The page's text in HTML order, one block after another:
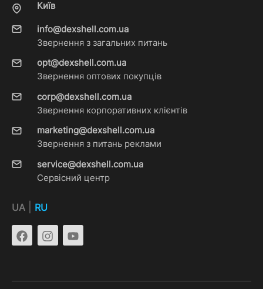
Київ
info@dexshell.com.ua
Звернення з загальних питань
opt@dexshell.com.ua
Звернення оптових покупців
corp@dexshell.com.ua
Звернення корпоративних клієнтів
marketing@dexshell.com.ua
Звернення з питань реклами
service@dexshell.com.ua
Сервісний центр
UA RU